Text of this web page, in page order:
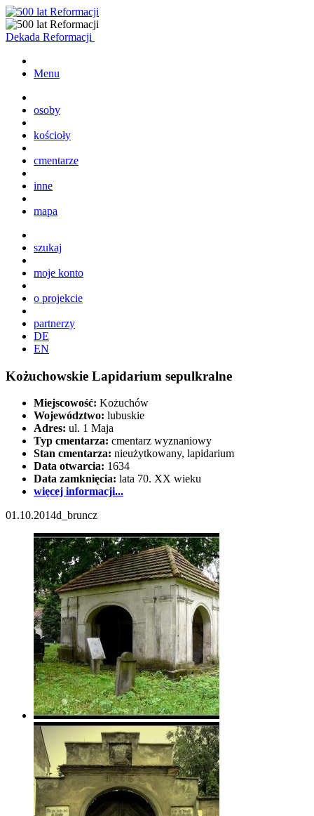
Dekada Reformacji
Menu
osoby
kościoły
cmentarze
inne
mapa
szukaj
moje konto
o projekcie
partnerzy
DE
EN
Kożuchowskie Lapidarium sepulkralne
Miejscowość: Kożuchów
Województwo: lubuskie
Adres: ul. 1 Maja
Typ cmentarza: cmentarz wyznaniowy
Stan cmentarza: nieużytkowany, lapidarium
Data otwarcia: 1634
Data zamknięcia: lata 70. XX wieku
więcej informacji...
01.10.2014d_bruncz